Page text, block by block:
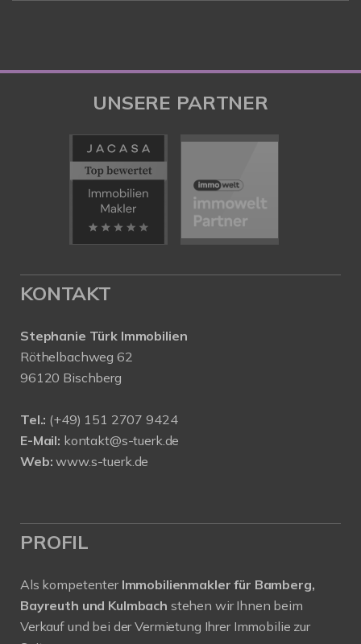
UNSERE PARTNER
KONTAKT
Stephanie Türk Immobilien
Röthelbachweg 62
96120 Bischberg
Tel.: (+49) 151 2707 9424
E-Mail: kontakt@s-tuerk.de
Web: www.s-tuerk.de
PROFIL
Als kompetenter Immobilienmakler für Bamberg,
Bayreuth und Kulmbach stehen wir Ihnen beim
Verkauf und bei der Vermietung Ihrer Immobilie zur